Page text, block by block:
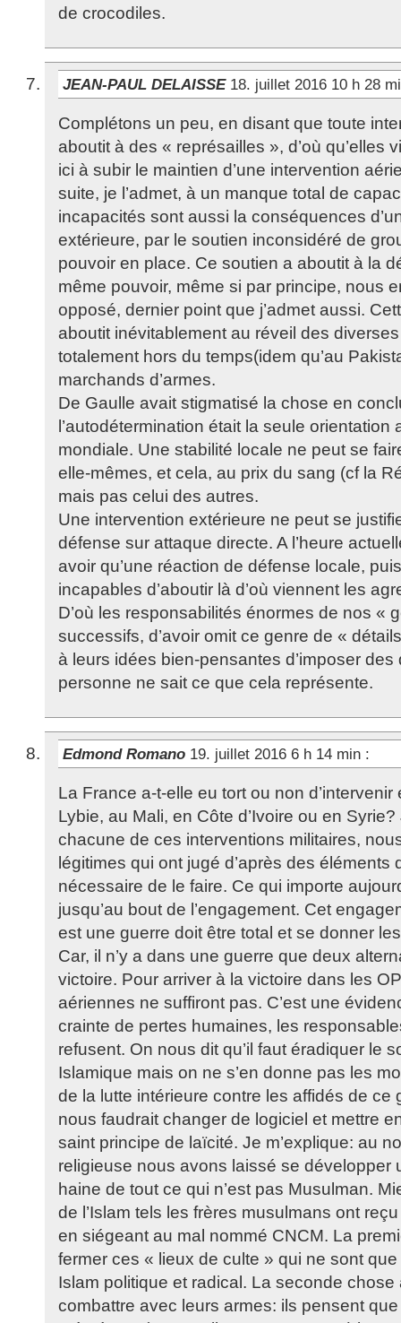
de crocodiles.
JEAN-PAUL DELAISSE 18. juillet 2016 10 h 28
Complétons un peu, en disant que toute
aboutit à des « représailles », d’où qu’elles
ici à subir le maintien d’une intervention
suite, je l’admet, à un manque total de
incapacités sont aussi la conséquences
extérieure, par le soutien inconsidéré de
pouvoir en place. Ce soutien a aboutit à la
même pouvoir, même si par principe, nous
opposé, dernier point que j’admet aussi.
aboutit inévitablement au réveil des
totalement hors du temps(idem qu’au
marchands d’armes.
De Gaulle avait stigmatisé la chose en
l’autodétermination était la seule
mondiale. Une stabilité locale ne peut se
elle-mêmes, et cela, au prix du sang (cf la
mais pas celui des autres.
Une intervention extérieure ne peut se
défense sur attaque directe. A l’heure
avoir qu’une réaction de défense locale,
incapables d’aboutir là d’où viennent les
D’où les responsabilités énormes de nos «
successifs, d’avoir omit ce genre de «
à leurs idées bien-pensantes d’imposer
personne ne sait ce que cela représente.
Edmond Romano 19. juillet 2016 6 h 14 min :
La France a-t-elle eu tort ou non
Lybie, au Mali, en Côte d’Ivoire ou en
chacune de ces interventions militaires,
légitimes qui ont jugé d’après des éléments
nécessaire de le faire. Ce qui importe
jusqu’au bout de l’engagement. Cet
est une guerre doit être total et se donner
Car, il n’y a dans une guerre que deux
victoire. Pour arriver à la victoire dans les
aériennes ne suffiront pas. C’est une
crainte de pertes humaines, les
refusent. On nous dit qu’il faut éradiquer le
Islamique mais on ne s’en donne pas les
de la lutte intérieure contre les affidés de ce
nous faudrait changer de logiciel et mettre
saint principe de laïcité. Je m’explique: au
religieuse nous avons laissé se développer
haine de tout ce qui n’est pas Musulman.
de l’Islam tels les frères musulmans ont
en siégeant au mal nommé CNCM. La
fermer ces « lieux de culte » qui ne sont que
Islam politique et radical. La seconde chose
combattre avec leurs armes: ils pensent